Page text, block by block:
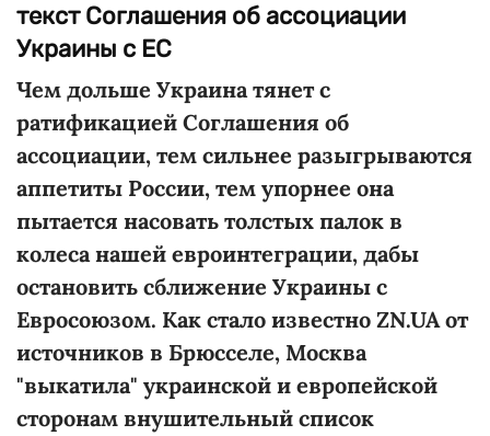
текст Соглашения об ассоциации
Украины с ЕС
Чем дольше Украина тянет с
ратификацией Соглашения об
ассоциации, тем сильнее разыгрываются
аппетиты России, тем упорнее она
пытается насовать толстых палок в
колеса нашей евроинтеграции, дабы
остановить сближение Украины с
Евросоюзом. Как стало известно ZN.UA от
источников в Брюсселе, Москва
"выкатила" украинской и европейской
сторонам внушительный список